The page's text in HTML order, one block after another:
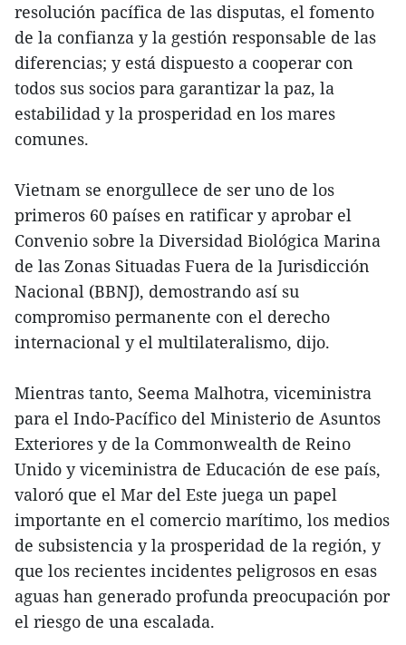
resolución pacífica de las disputas, el fomento
de la confianza y la gestión responsable de las
diferencias; y está dispuesto a cooperar con
todos sus socios para garantizar la paz, la
estabilidad y la prosperidad en los mares
comunes.
Vietnam se enorgullece de ser uno de los
primeros 60 países en ratificar y aprobar el
Convenio sobre la Diversidad Biológica Marina
de las Zonas Situadas Fuera de la Jurisdicción
Nacional (BBNJ), demostrando así su
compromiso permanente con el derecho
internacional y el multilateralismo, dijo.
Mientras tanto, Seema Malhotra, viceministra
para el Indo-Pacífico del Ministerio de Asuntos
Exteriores y de la Commonwealth de Reino
Unido y viceministra de Educación de ese país,
valoró que el Mar del Este juega un papel
importante en el comercio marítimo, los medios
de subsistencia y la prosperidad de la región, y
que los recientes incidentes peligrosos en esas
aguas han generado profunda preocupación por
el riesgo de una escalada.